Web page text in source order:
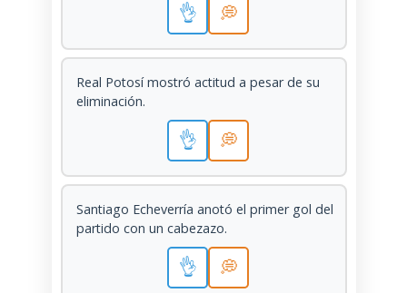
👌 💭
Real Potosí mostró actitud a pesar de su
eliminación.
👌 💭
Santiago Echeverría anotó el primer gol del
partido con un cabezazo.
👌 💭